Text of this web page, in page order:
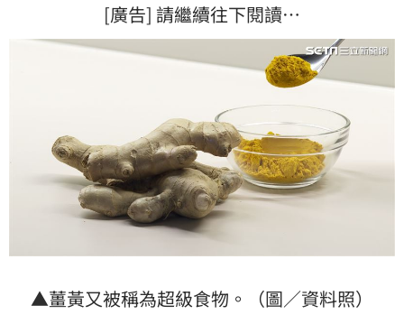
[廣告] 請繼續往下閱讀…
▲薑黃又被稱為超級食物。（圖／資料照）